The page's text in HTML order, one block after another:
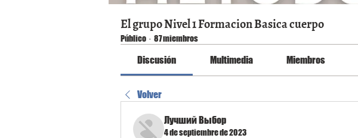
El grupo Nivel 1 Formacion Basica cuerpo
Público · 87 miembros
Discusión Multimedia Miembros
Volver
Лучший Выбор
4 de septiembre de 2023